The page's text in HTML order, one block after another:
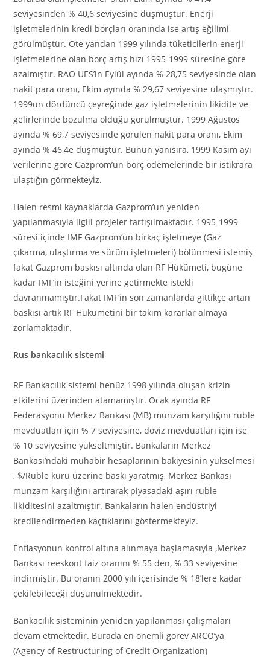
seviyesinden % 40,6 seviyesine düşmüştür. Enerji
işletmelerinin kredi borçları oranında ise artış eğilimi
görülmüştür. Öte yandan 1999 yılında tüketicilerin enerji
işletmelerine olan borç artış hızı 1995-1999 süresine göre
azalmıştır. RAO UES’in Eylül ayında % 28,75 seviyesinde olan
nakit para oranı, Ekim ayında % 29,67 seviyesine ulaşmıştır.
1999un dördüncü çeyreğinde gaz işletmelerinin likidite ve
gelirlerinde bozulma olduğu görülmüştür. 1999 Ağustos
ayında % 69,7 seviyesinde görülen nakit para oranı, Ekim
ayında % 46,4e düşmüştür. Bunun yanısıra, 1999 Kasım ayı
verilerine göre Gazprom’un borç ödemelerinde bir istikrara
ulaştığın görmekteyiz.
Halen resmi kaynaklarda Gazprom’un yeniden
yapılanmasıyla ilgili projeler tartışılmaktadır. 1995-1999
süresi içinde IMF Gazprom’un birkaç işletmeye (Gaz
çıkarma, ulaştırma ve sürüm işletmeleri) bölünmesi istemiş
fakat Gazprom baskısı altında olan RF Hükümeti, bugüne
kadar IMF’in isteğini yerine getirmekte istekli
davranmamıştır.Fakat IMF’in son zamanlarda gittikçe artan
baskısı artık RF Hükümetini bir takım kararlar almaya
zorlamaktadır.
Rus bankacılık sistemi
RF Bankacılık sistemi henüz 1998 yılında oluşan krizin
etkilerini üzerinden atamamıştır. Ocak ayında RF
Federasyonu Merkez Bankası (MB) munzam karşılığını ruble
mevduatları için % 7 seviyesine, döviz mevduatları için ise
% 10 seviyesine yükseltmiştir. Bankaların Merkez
Bankası’ndaki muhabir hesaplarının bakiyesinin yükselmesi
, $/Ruble kuru üzerine baskı yaratmış, Merkez Bankası
munzam karşılığını artırarak piyasadaki aşırı ruble
likiditesini azaltmıştır. Bankaların halen endüstriyi
kredilendirmeden kaçtıklarını göstermekteyiz.
Enflasyonun kontrol altına alınmaya başlamasıyla ,Merkez
Bankası reeskont faiz oranını % 55 den, % 33 seviyesine
indirmiştir. Bu oranın 2000 yılı içerisinde % 18’lere kadar
çekilebileceği düşünülmektedir.
Bankacılık sisteminin yeniden yapılanması çalışmaları
devam etmektedir. Burada en önemli görev ARCO’ya
(Agency of Restructuring of Credit Organization)